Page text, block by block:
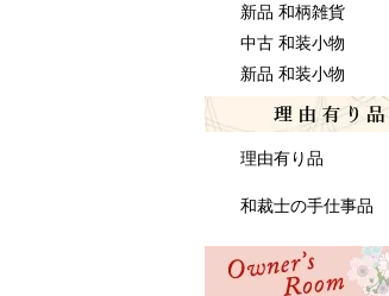
新品 和柄雑貨
中古 和装小物
新品 和装小物
理由有り品
和裁士の手仕事品